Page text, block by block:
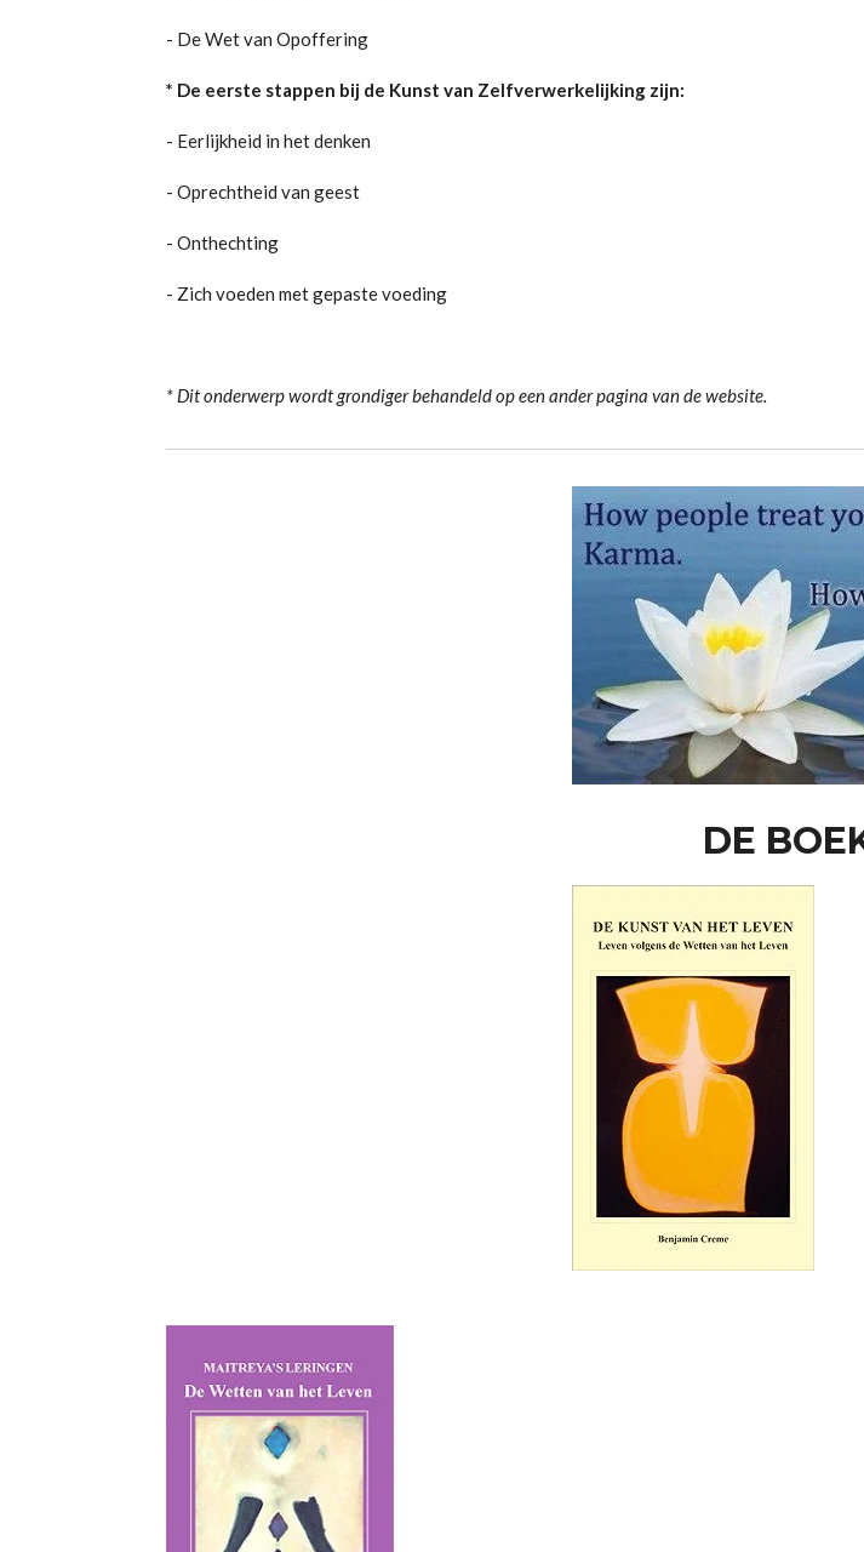
- De Wet van Opoffering
* De eerste stappen bij de Kunst van Zelfverwerkelijking zijn:
- Eerlijkheid in het denken
- Oprechtheid van geest
- Onthechting
- Zich voeden met gepaste voeding
* Dit onderwerp wordt grondiger behandeld op een ander pagina van de website.
DE